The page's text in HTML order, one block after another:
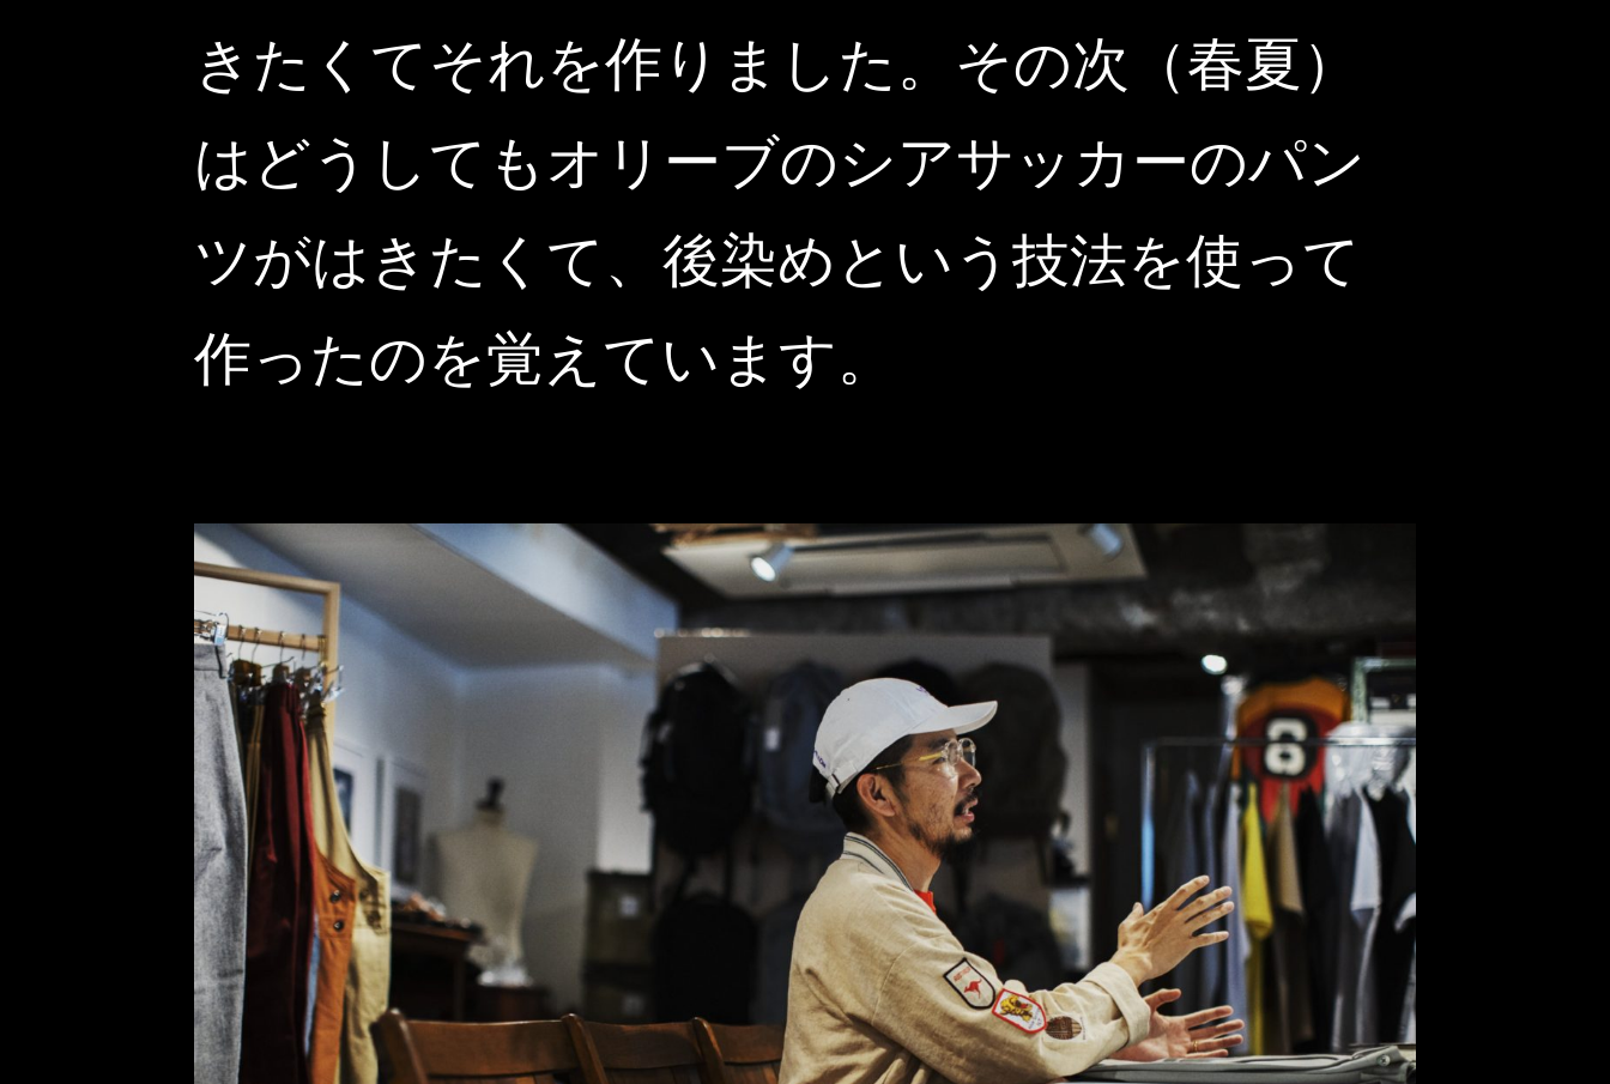
きたくてそれを作りました。その次（春夏）
はどうしてもオリーブのシアサッカーのパン
ツがはきたくて、後染めという技法を使って
作ったのを覚えています。